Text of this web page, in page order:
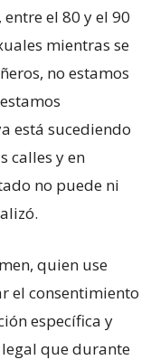
el 80 y el 90
mientras se
no estamos
está sucediendo
calles y en
no puede ni
quien use
el consentimiento
específica y
que durante